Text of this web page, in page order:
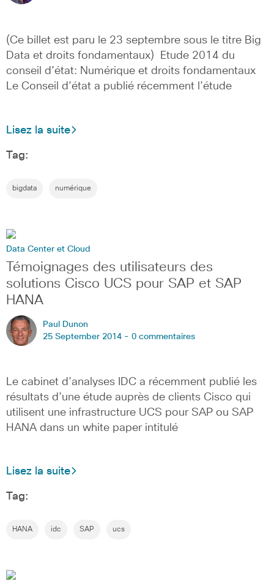
(Ce billet est paru le 23 septembre sous le titre Big
Data et droits fondamentaux) Etude 2014 du
conseil d’état: Numérique et droits fondamentaux
Le Conseil d’état a publié récemment l’étude
Lisez la suite
Tag:
bigdata numérique
Data Center et Cloud
Témoignages des utilisateurs des
solutions Cisco UCS pour SAP et SAP
HANA
Paul Dunon
25 September 2014 - 0 commentaires
Le cabinet d’analyses IDC a récemment publié les
résultats d’une étude auprès de clients Cisco qui
utilisent une infrastructure UCS pour SAP ou SAP
HANA dans un white paper intitulé
Lisez la suite
Tag:
HANA idc SAP ucs